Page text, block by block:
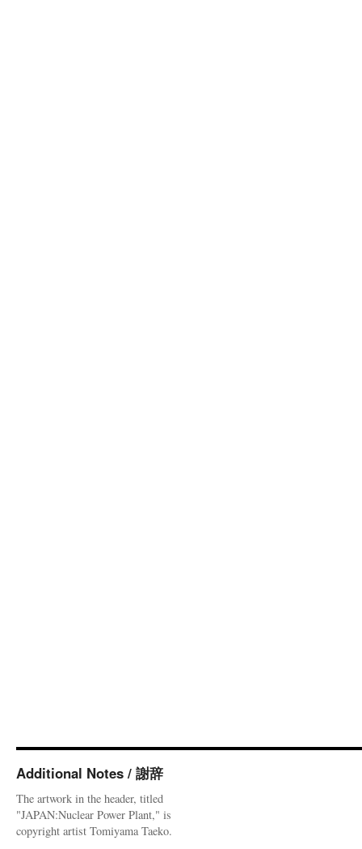
Additional Notes / 謝辞
The artwork in the header, titled
"JAPAN:Nuclear Power Plant," is
copyright artist Tomiyama Taeko.